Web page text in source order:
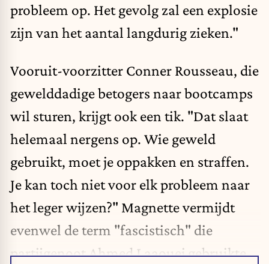
probleem op. Het gevolg zal een explosie
zijn van het aantal langdurig zieken."
Vooruit-voorzitter Conner Rousseau, die
gewelddadige betogers naar bootcamps
wil sturen, krijgt ook een tik. "Dat slaat
helemaal nergens op. Wie geweld
gebruikt, moet je oppakken en straffen.
Je kan toch niet voor elk probleem naar
het leger wijzen?" Magnette vermijdt
evenwel de term "fascistisch" die
partijgenoot Ahmed Laaouej gebruikte.